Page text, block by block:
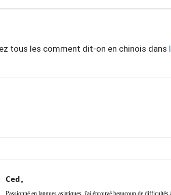
tous les comment dit-on en chinois dans
Ced。
Passionné en langues asiatiques, j'ai éprouvé beaucoup de